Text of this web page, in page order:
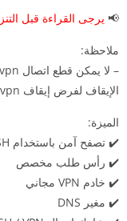
📢 يرجى القراءة قبل
ملاحظة:
الإيقاف لفرض إيقاف vpn.
الميزة:
✔️ تصفح آمن باستخدام SSH و VPN
✔️ رأس طلب مخصص
✔️ خادم VPN مجاني
✔️ مغير DNS